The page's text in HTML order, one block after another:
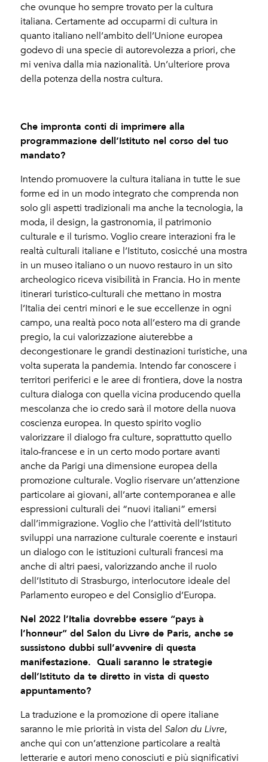
che ovunque ho sempre trovato per la cultura
italiana. Certamente ad occuparmi di cultura in
quanto italiano nell’ambito dell’Unione europea
godevo di una specie di autorevolezza a priori, che
mi veniva dalla mia nazionalità. Un’ulteriore prova
della potenza della nostra cultura.
Che impronta conti di imprimere alla
programmazione dell’Istituto nel corso del tuo
mandato?
Intendo promuovere la cultura italiana in tutte le sue
forme ed in un modo integrato che comprenda non
solo gli aspetti tradizionali ma anche la tecnologia, la
moda, il design, la gastronomia, il patrimonio
culturale e il turismo. Voglio creare interazioni fra le
realtà culturali italiane e l’Istituto, cosicché una mostra
in un museo italiano o un nuovo restauro in un sito
archeologico riceva visibilità in Francia. Ho in mente
itinerari turistico-culturali che mettano in mostra
l’Italia dei centri minori e le sue eccellenze in ogni
campo, una realtà poco nota all’estero ma di grande
pregio, la cui valorizzazione aiuterebbe a
decongestionare le grandi destinazioni turistiche, una
volta superata la pandemia. Intendo far conoscere i
territori periferici e le aree di frontiera, dove la nostra
cultura dialoga con quella vicina producendo quella
mescolanza che io credo sarà il motore della nuova
coscienza europea. In questo spirito voglio
valorizzare il dialogo fra culture, soprattutto quello
italo-francese e in un certo modo portare avanti
anche da Parigi una dimensione europea della
promozione culturale. Voglio riservare un’attenzione
particolare ai giovani, all’arte contemporanea e alle
espressioni culturali dei “nuovi italiani” emersi
dall’immigrazione. Voglio che l’attività dell’Istituto
sviluppi una narrazione culturale coerente e instauri
un dialogo con le istituzioni culturali francesi ma
anche di altri paesi, valorizzando anche il ruolo
dell’Istituto di Strasburgo, interlocutore ideale del
Parlamento europeo e del Consiglio d’Europa.
Nel 2022 l’Italia dovrebbe essere “pays à
l’honneur” del Salon du Livre de Paris, anche se
sussistono dubbi sull’avvenire di questa
manifestazione. Quali saranno le strategie
dell’Istituto da te diretto in vista di questo
appuntamento?
La traduzione e la promozione di opere italiane
saranno le mie priorità in vista del Salon du Livre,
anche qui con un’attenzione particolare a realtà
letterarie e autori meno conosciuti e più significativi